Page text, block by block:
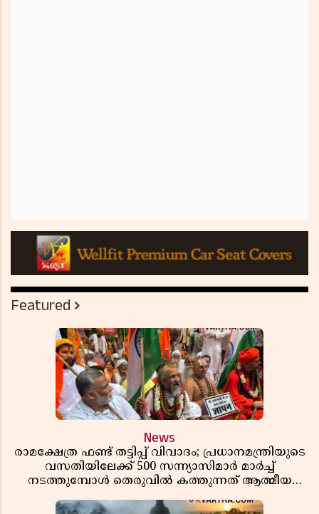
Featured
News
രാമക്ഷേത്ര ഫണ്ട് തട്ടിപ്പ് വിവാദം; പ്രധാനമന്ത്രിയുടെ
വസതിയിലേക്ക് 500 സന്ന്യാസിമാർ മാർച്ച്
നടത്തുമ്പോൾ തെരുവിൽ കത്തുന്നത് ആത്മീയ